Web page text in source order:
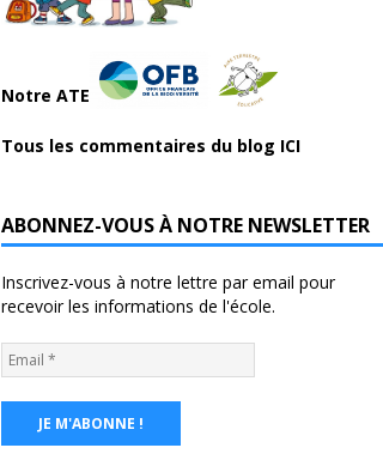
Notre ATE
Tous les commentaires du blog ICI
ABONNEZ-VOUS À NOTRE NEWSLETTER
Inscrivez-vous à notre lettre par email pour
recevoir les informations de l'école.